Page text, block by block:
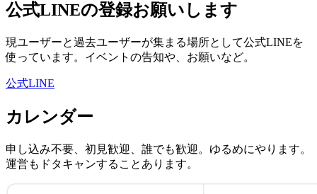
公式LINEの登録お願いします
現ユーザーと過去ユーザーが集まる場所として公式LINEを
使っています。イベントの告知や、お願いなど。
公式LINE
カレンダー
申し込み不要、初見歓迎、誰でも歓迎。ゆるめにやります。
運営もドタキャンすることあります。